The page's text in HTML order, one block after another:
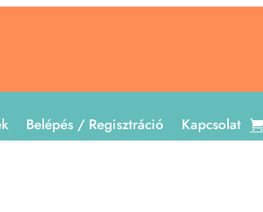
Belépés / Regisztráció Kapcsolat